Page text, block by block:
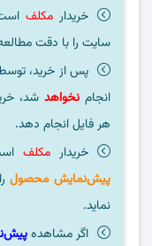
خریدارمکلف
سایت را با دقت
پس از خرید،
انجام نخواهد شد،
هر فایل انجام دهد.
خریدارمکلف
پیش‌نمایش محصول
نماید.
اگر مشاهده